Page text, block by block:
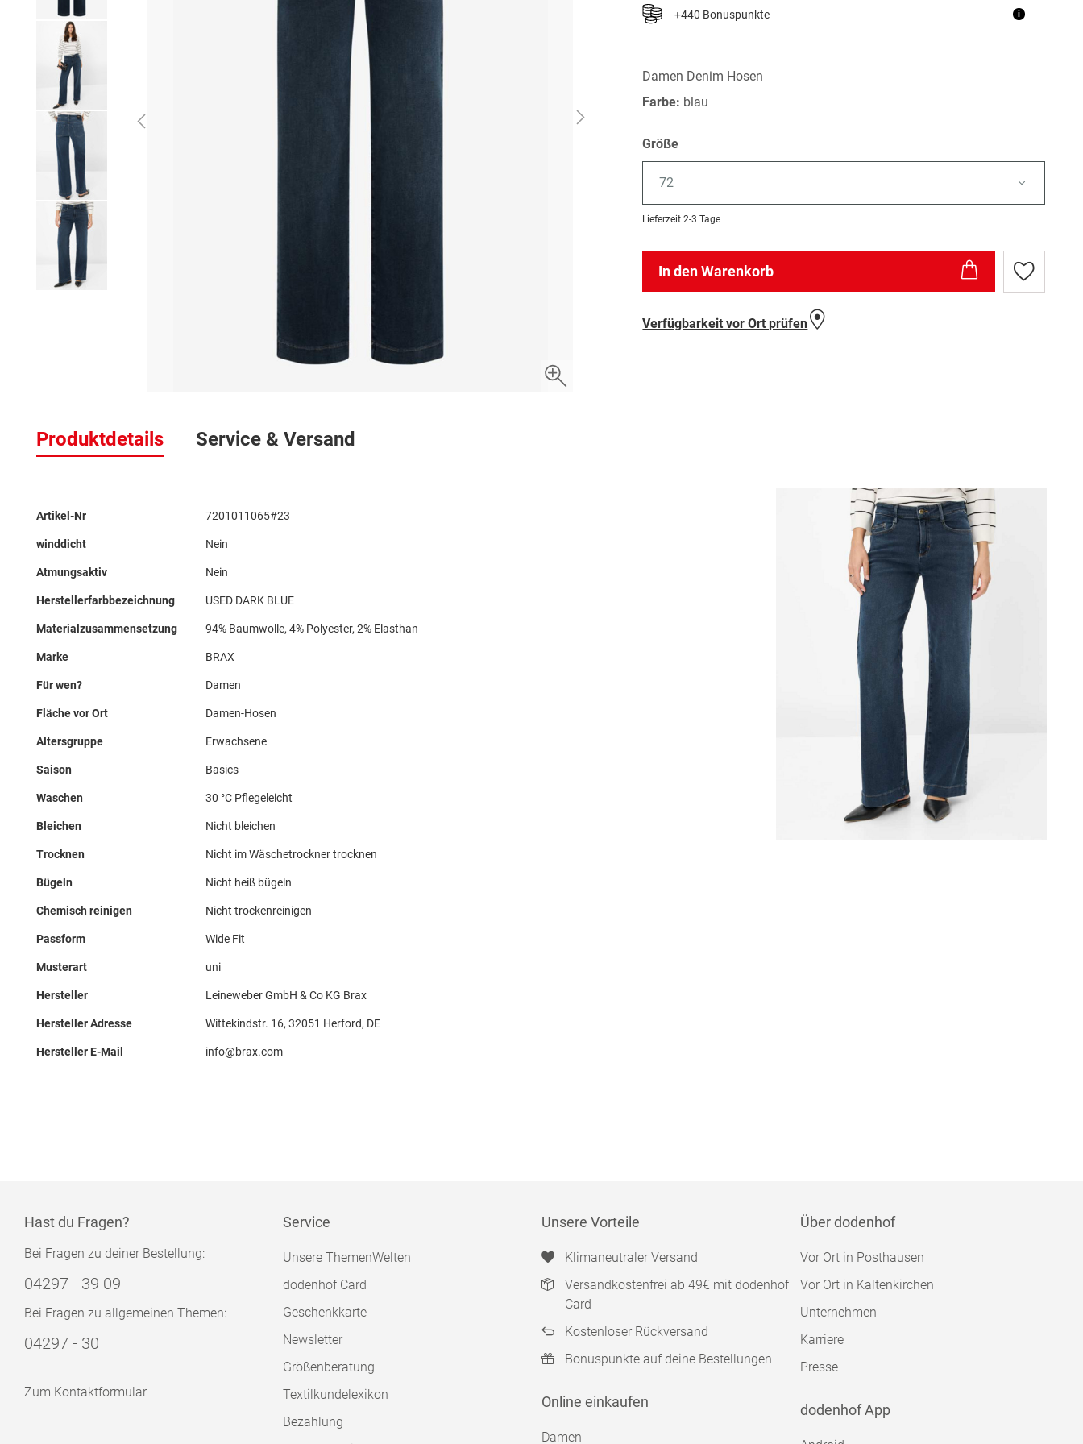
der
Bildergalerie
+440 Bonuspunkte i
Damen Denim Hosen
Farbe: blau
Größe
72
Lieferzeit 2-3 Tage
In den Warenkorb
Zur
Wunschliste
Verfügbarkeit vor Ort prüfen
Produktdetails
Mehr
Artikel-Nr 7201011065#23
winddicht Nein
Atmungsaktiv Nein
Herstellerfarbbezeichnung USED DARK BLUE
Materialzusammensetzung 94% Baumwolle, 4% Polyester, 2% Elasthan
Marke BRAX
Für wen? Damen
Fläche vor Ort Damen-Hosen
Altersgruppe Erwachsene
Saison Basics
Waschen 30 °C Pflegeleicht
Bleichen Nicht bleichen
Trocknen Nicht im Wäschetrockner trocknen
Bügeln Nicht heiß bügeln
Chemisch reinigen Nicht trockenreinigen
Passform Wide Fit
Musterart uni
Hersteller Leineweber GmbH & Co KG Brax
Hersteller Adresse Wittekindstr. 16, 32051 Herford, DE
Hersteller E-Mail info@brax.com
Service & Versand
Hast du Fragen?
Bei Fragen zu deiner Bestellung:
04297 - 39 09
Bei Fragen zu allgemeinen Themen:
04297 - 30
Zum Kontaktformular
Service
Unsere ThemenWelten
dodenhof Card
Geschenkkarte
Newsletter
Größenberatung
Textilkundelexikon
Bezahlung
Unsere Vorteile
Klimaneutraler Versand
Versandkostenfrei ab 49€ mit dodenhof
Card
Kostenloser Rückversand
Bonuspunkte auf deine Bestellungen
Online einkaufen
Damen
Über dodenhof
Vor Ort in Posthausen
Vor Ort in Kaltenkirchen
Unternehmen
Karriere
Presse
dodenhof App